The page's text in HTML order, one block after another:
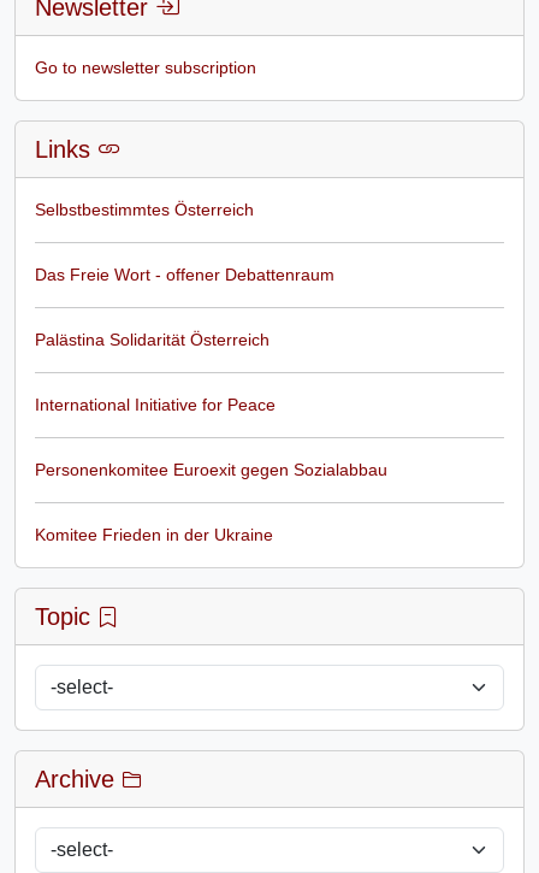
Newsletter
Go to newsletter subscription
Links
Selbstbestimmtes Österreich
Das Freie Wort - offener Debattenraum
Palästina Solidarität Österreich
International Initiative for Peace
Personenkomitee Euroexit gegen Sozialabbau
Komitee Frieden in der Ukraine
Topic
Archive